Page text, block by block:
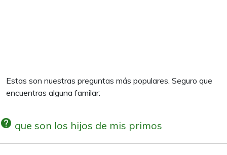
Estas son nuestras preguntas más populares. Seguro que
encuentras alguna familar:
help que son los hijos de mis primos